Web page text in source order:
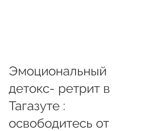
Эмоциональный
детокс- ретрит в
Тагазуте :
освободитесь от